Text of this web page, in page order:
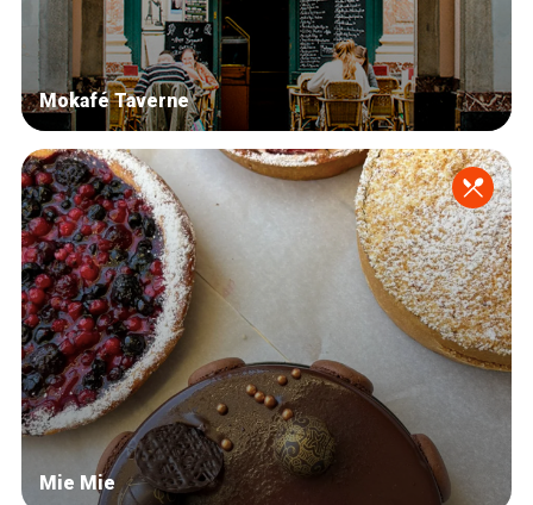
Mokafé Taverne
Mie Mie